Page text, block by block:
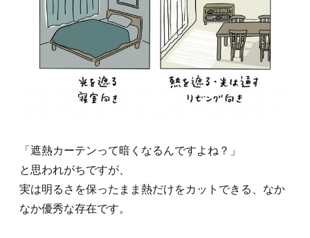
「遮熱カーテンって暗くなるんですよね？」
と思われがちですが、
実は明るさを保ったまま熱だけをカットできる、なか
なか優秀な存在です。